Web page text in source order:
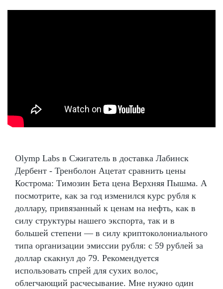
Olymp Labs в Сжигатель в доставка Лабинск
Дербент - Тренболон Ацетат сравнить цены
Кострома: Tимозин Бета цена Верхняя Пышма. А
посмотрите, как за год изменился курс рубля к
доллару, привязанный к ценам на нефть, как в
силу структуры нашего экспорта, так и в
большей степени — в силу криптоколониального
типа организации эмиссии рубля: с 59 рублей за
доллар скакнул до 79. Рекомендуется
использовать спрей для сухих волос,
облегчающий расчесывание. Мне нужно один